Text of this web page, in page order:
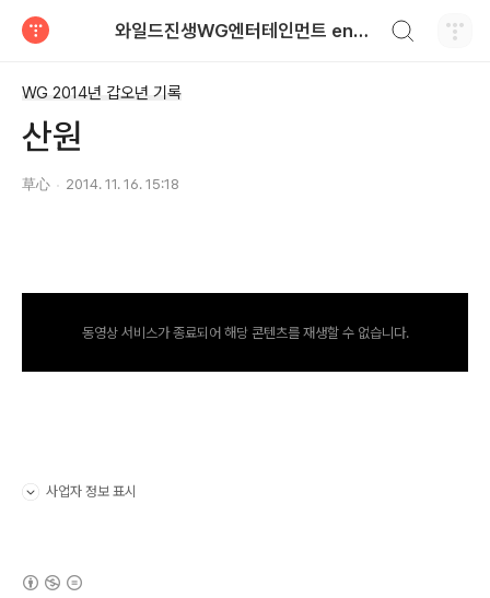
와일드진생WG엔터테인먼트 entertainment
WG 2014년 갑오년 기록
산원
草心 2014. 11. 16. 15:18
동영상 서비스가 종료되어 해당 콘텐츠를 재생할 수 없습니다.
사업자 정보 표시